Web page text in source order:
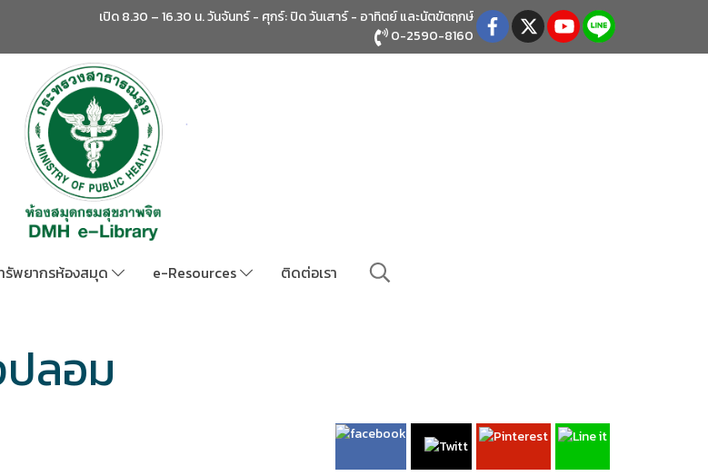
เปิด 8.30 – 16.30 น. วันจันทร์ - ศุกร์: ปิด วันเสาร์ - อาทิตย์และนัตขัตฤกษ์
0-2590-8160
รัพยากรห้องสมุด e-Resources ติดต่อเรา
ปลอม